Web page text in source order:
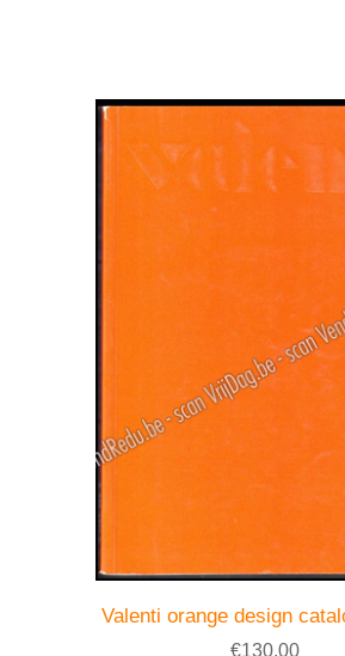
Valenti orange design
€130,00